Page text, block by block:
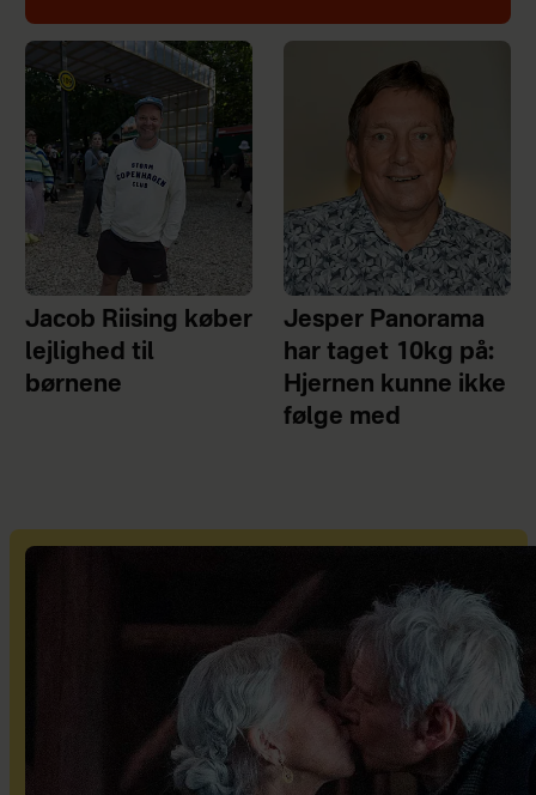
Jacob Riising køber
lejlighed til
børnene
Jesper Panorama
har taget 10kg på:
Hjernen kunne ikke
følge med